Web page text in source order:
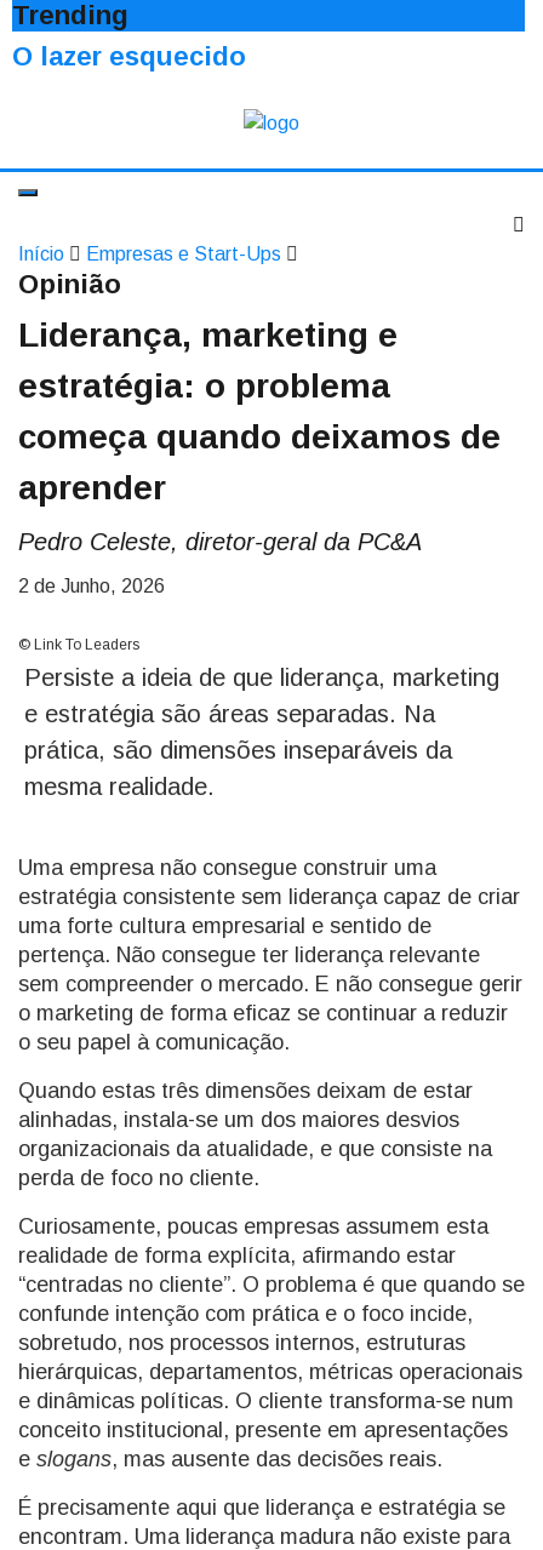
Trending
O lazer esquecido
Início Empresas e Start-Ups
Opinião
Liderança, marketing e
estratégia: o problema
começa quando deixamos de
aprender
Pedro Celeste, diretor-geral da PC&A
2 de Junho, 2026
© Link To Leaders
Persiste a ideia de que liderança, marketing
e estratégia são áreas separadas. Na
prática, são dimensões inseparáveis da
mesma realidade.
Uma empresa não consegue construir uma
estratégia consistente sem liderança capaz de criar
uma forte cultura empresarial e sentido de
pertença. Não consegue ter liderança relevante
sem compreender o mercado. E não consegue gerir
o marketing de forma eficaz se continuar a reduzir
o seu papel à comunicação.
Quando estas três dimensões deixam de estar
alinhadas, instala-se um dos maiores desvios
organizacionais da atualidade, e que consiste na
perda de foco no cliente.
Curiosamente, poucas empresas assumem esta
realidade de forma explícita, afirmando estar
“centradas no cliente”. O problema é que quando se
confunde intenção com prática e o foco incide,
sobretudo, nos processos internos, estruturas
hierárquicas, departamentos, métricas operacionais
e dinâmicas políticas. O cliente transforma-se num
conceito institucional, presente em apresentações
e slogans, mas ausente das decisões reais.
É precisamente aqui que liderança e estratégia se
encontram. Uma liderança madura não existe para